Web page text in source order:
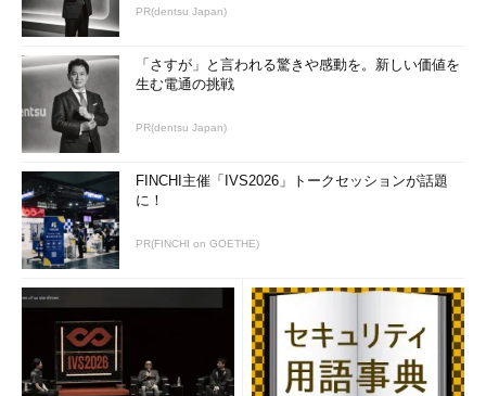
PR(dentsu Japan)
「さすが」と言われる驚きや感動を。新しい価値を
生む電通の挑戦
PR(dentsu Japan)
FINCHI主催「IVS2026」トークセッションが話題
に！
PR(FINCHI on GOETHE)